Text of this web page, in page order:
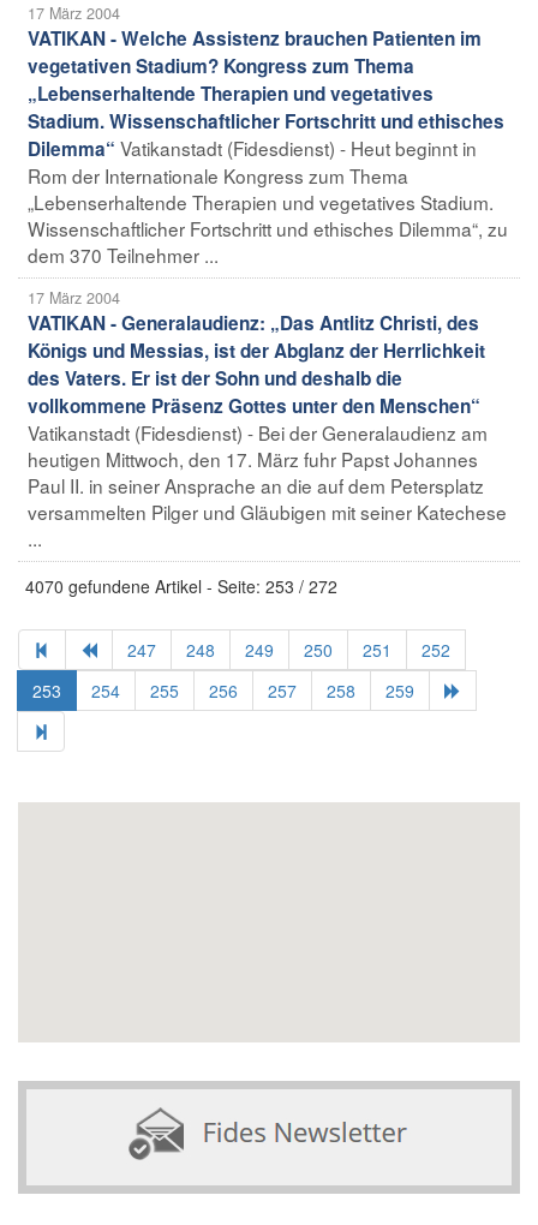
17 März 2004
VATIKAN - Welche Assistenz brauchen Patienten im
vegetativen Stadium? Kongress zum Thema
„Lebenserhaltende Therapien und vegetatives
Stadium. Wissenschaftlicher Fortschritt und ethisches
Dilemma“ Vatikanstadt (Fidesdienst) - Heut beginnt in
Rom der Internationale Kongress zum Thema
„Lebenserhaltende Therapien und vegetatives Stadium.
Wissenschaftlicher Fortschritt und ethisches Dilemma“, zu
dem 370 Teilnehmer ...
17 März 2004
VATIKAN - Generalaudienz: „Das Antlitz Christi, des
Königs und Messias, ist der Abglanz der Herrlichkeit
des Vaters. Er ist der Sohn und deshalb die
vollkommene Präsenz Gottes unter den Menschen“
Vatikanstadt (Fidesdienst) - Bei der Generalaudienz am
heutigen Mittwoch, den 17. März fuhr Papst Johannes
Paul II. in seiner Ansprache an die auf dem Petersplatz
versammelten Pilger und Gläubigen mit seiner Katechese
...
4070 gefundene Artikel - Seite: 253 / 272
247 248 249 250 251
252
253
254 255 256 257 258 259